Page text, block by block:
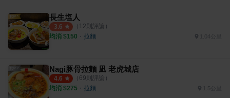
長生塩人
3.6 （ 12則評論）
均消 $150 ・ 拉麵 1.04公里
Nagi豚骨拉麵 凪 老虎城店
4.6 （ 69則評論）
均消 $275 ・ 拉麵 1.5公里